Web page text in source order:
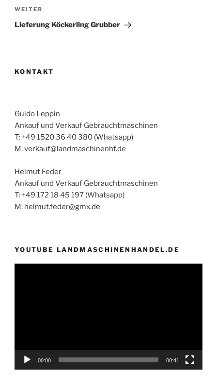
Nächster
Beitrag
WEITER
Lieferung Köckerling Grubber
KONTAKT
Guido Leppin
Ankauf und Verkauf Gebrauchtmaschinen
T: +49 1520 36 40 380 (Whatsapp)
M: verkauf@landmaschinenhf.de
Helmut Feder
Ankauf und Verkauf Gebrauchtmaschinen
T: +49 172 18 45 197 (Whatsapp)
M: helmut.feder@gmx.de
YOUTUBE LANDMASCHINENHANDEL.DE
00:00 00:41